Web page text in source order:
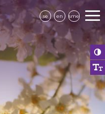
se en sme